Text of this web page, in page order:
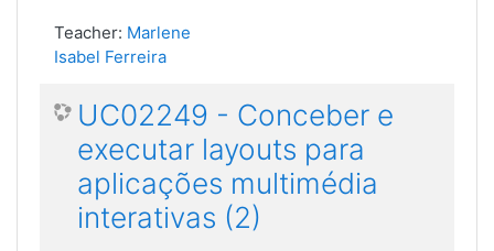
Teacher: Marlene
Isabel Ferreira
UC02249 - Conceber e
executar layouts para
aplicações multimédia
interativas (2)